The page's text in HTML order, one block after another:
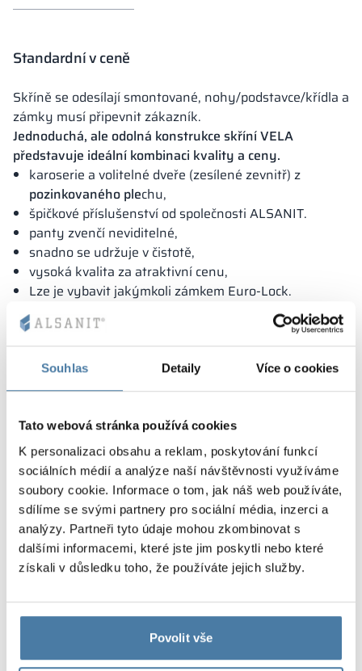
Souhlas Detaily Více o cookies
Tato webová stránka používá cookies
K personalizaci obsahu a reklam, poskytování funkcí
sociálních médií a analýze naší návštěvnosti využíváme
soubory cookie. Informace o tom, jak náš web používáte,
sdílíme se svými partnery pro sociální média, inzerci a
analýzy. Partneři tyto údaje mohou zkombinovat s
dalšími informacemi, které jste jim poskytli nebo které
získali v důsledku toho, že používáte jejich služby.
Povolit vše
Standardní v ceně
Skříně se odesílají smontované, nohy/podstavce/křídla a
zámky musí připevnit zákazník.
Jednoduchá, ale odolná konstrukce skříní VELA
představuje ideální kombinaci kvality a ceny.
karoserie a volitelné dveře (zesílené zevnitř) z
pozinkovaného plechu,
špičkové příslušenství od společnosti ALSANIT.
panty zvenčí neviditelné,
snadno se udržuje v čistotě,
vysoká kvalita za atraktivní cenu,
Lze je vybavit jakýmkoli zámkem Euro-Lock.
prodloužená záruční doba na kovové+kovové skříně